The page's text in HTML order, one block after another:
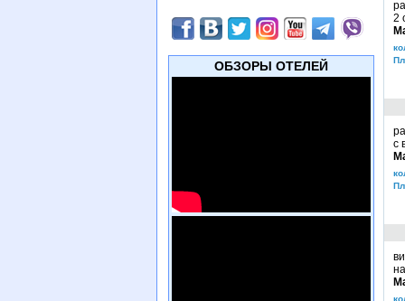
2
с
ОБЗОРЫ ОТЕЛЕЙ